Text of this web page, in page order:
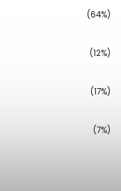
(64%)
(12%)
(17%)
(7%)